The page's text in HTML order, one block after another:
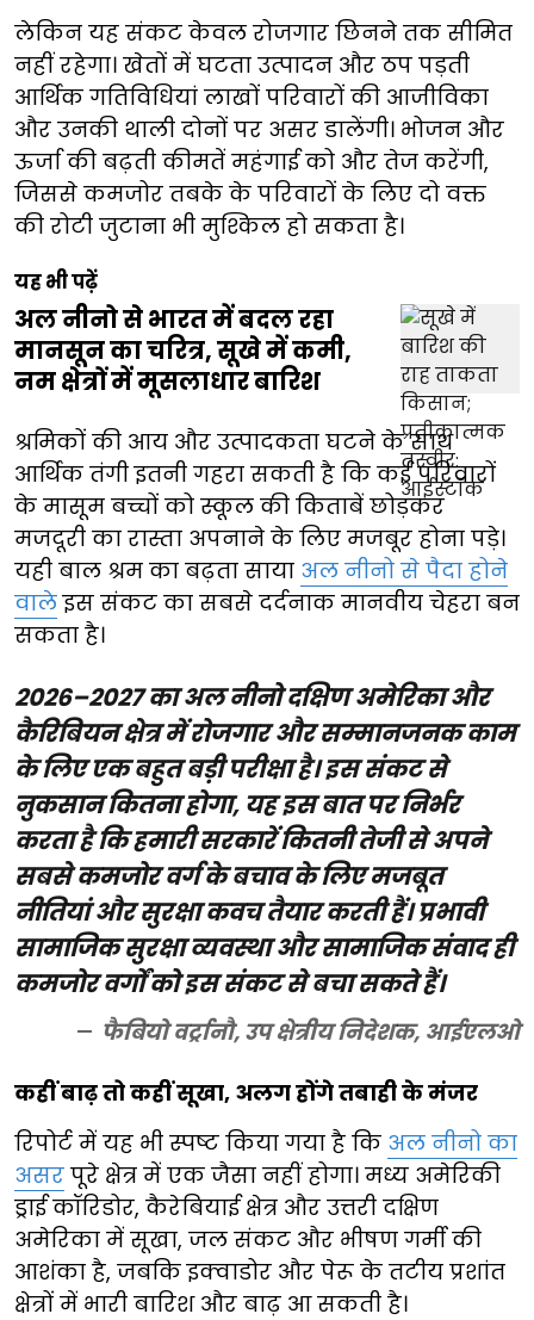
लेकिन यह संकट केवल रोजगार छिनने तक सीमित
नहीं रहेगा। खेतों में घटता उत्पादन और ठप पड़ती
आर्थिक गतिविधियां लाखों परिवारों की आजीविका
और उनकी थाली दोनों पर असर डालेंगी। भोजन और
ऊर्जा की बढ़ती कीमतें महंगाई को और तेज करेंगी,
जिससे कमजोर तबके के परिवारों के लिए दो वक्त
की रोटी जुटाना भी मुश्किल हो सकता है।
यह भी पढ़ें
अल नीनो से भारत में बदल रहा
मानसून का चरित्र, सूखे में कमी,
नम क्षेत्रों में मूसलाधार बारिश
श्रमिकों की आय और उत्पादकता घटने के साथ
आर्थिक तंगी इतनी गहरा सकती है कि कई परिवारों
के मासूम बच्चों को स्कूल की किताबें छोड़कर
मजदूरी का रास्ता अपनाने के लिए मजबूर होना पड़े।
यही बाल श्रम का बढ़ता साया अल नीनो से पैदा होने
वालेइस संकट का सबसे दर्दनाक मानवीय चेहरा बन
सकता है।
2026–2027 का अल नीनो दक्षिण अमेरिका और
कैरिबियन क्षेत्र में रोजगार और सम्मानजनक काम
के लिए एक बहुत बड़ी परीक्षा है। इस संकट से
नुकसान कितना होगा, यह इस बात पर निर्भर
करता है कि हमारी सरकारें कितनी तेजी से अपने
सबसे कमजोर वर्ग के बचाव के लिए मजबूत
नीतियां और सुरक्षा कवच तैयार करती हैं। प्रभावी
सामाजिक सुरक्षा व्यवस्था और सामाजिक संवाद ही
कमजोर वर्गों को इस संकट से बचा सकते हैं।
फैबियो वर्ट्रानौ, उप क्षेत्रीय निदेशक, आईएलओ
कहीं बाढ़ तो कहीं सूखा, अलग होंगे तबाही के मंजर
रिपोर्ट में यह भी स्पष्ट किया गया है कि अल नीनो का
असर पूरे क्षेत्र में एक जैसा नहीं होगा। मध्य अमेरिकी
ड्राई कॉरिडोर, कैरेबियाई क्षेत्र और उत्तरी दक्षिण
अमेरिका में सूखा, जल संकट और भीषण गर्मी की
आशंका है, जबकि इक्वाडोर और पेरू के तटीय प्रशांत
क्षेत्रों में भारी बारिश और बाढ़ आ सकती है।